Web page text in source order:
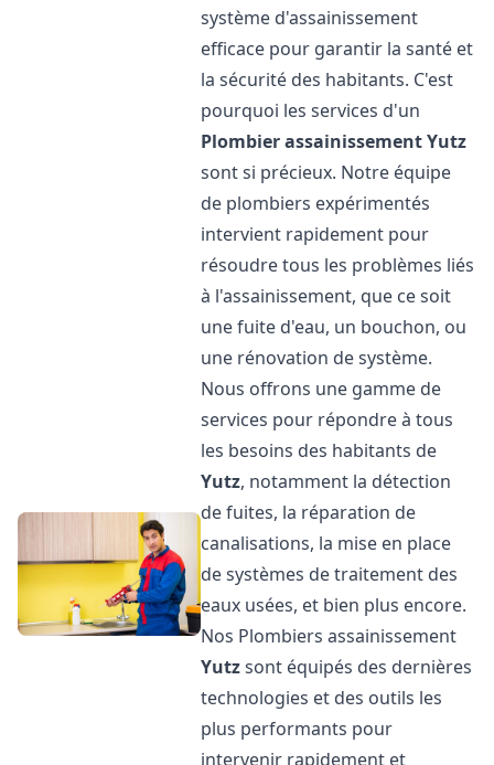
système d'assainissement
efficace pour garantir la santé et
la sécurité des habitants. C'est
pourquoi les services d'un
Plombier assainissementYutz
sont si précieux. Notre équipe
de plombiers expérimentés
intervient rapidement pour
résoudre tous les problèmes liés
à l'assainissement, que ce soit
une fuite d'eau, un bouchon, ou
une rénovation de système.
Nous offrons une gamme de
services pour répondre à tous
les besoins des habitants de
Yutz, notamment la détection
de fuites, la réparation de
canalisations, la mise en place
de systèmes de traitement des
eaux usées, et bien plus encore.
Nos Plombiers assainissement
Yutzsont équipés des dernières
technologies et des outils les
plus performants pour
intervenir rapidement et